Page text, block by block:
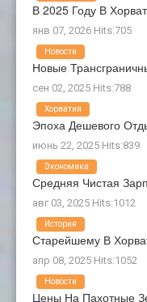
В 2025 Году В
янв 07, 2026 Hits:705
Новые
сен 02, 2025 Hits:788
Новости
Эпоха Дешевого
июнь 22, 2025 Hits:839
Хорватия
Средняя Чистая
авг 03, 2025 Hits:1012
Экономика
Старейшему В
апр 08, 2025 Hits:1052
История
Цены На Пахотные
Новости